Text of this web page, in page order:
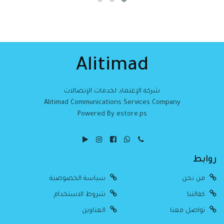
Alitimad
شركة الإعتماد لخدمات الإتصالات
Alitimad Communications Services Company
Powered By estore.ps
روابط
من نحن سياسة الخصوصية
كفالتنا شروط الاستخدام
تواصل معنا العناوين